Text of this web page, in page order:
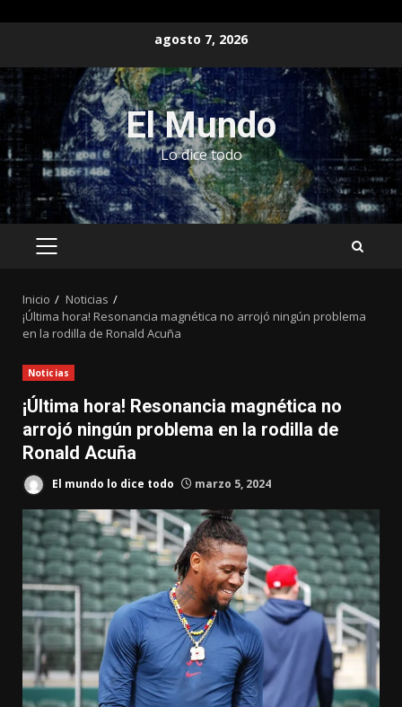
contenido
agosto 7, 2026
El Mundo
Lo dice todo
MENÚ
Inicio
Noticias
¡Última hora! Resonancia magnética no arrojó ningún problema
en la rodilla de Ronald Acuña
Noticias
¡Última hora! Resonancia magnética no
arrojó ningún problema en la rodilla de
Ronald Acuña
El mundo lo dice todo marzo 5, 2024